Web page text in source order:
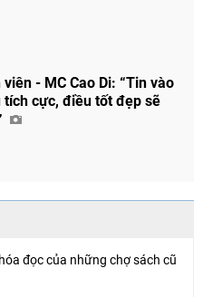
viên - MC Cao Di: “Tin vào
tích cực, điều tốt đẹp sẽ
đọc của những chợ sách cũ